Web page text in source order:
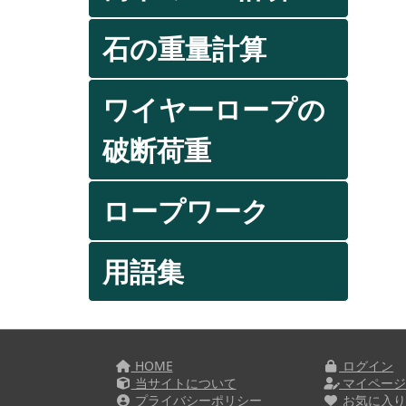
石の重量計算
ワイヤーロープの
破断荷重
ロープワーク
用語集
HOME
当サイトについて
プライバシーポリシー
ログイン
マイページ
お気に入り